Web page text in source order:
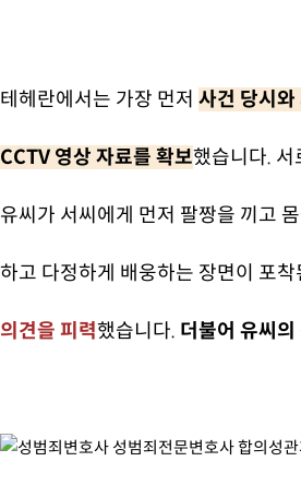
테헤란에서는 가장 먼저 사건 당시와
CCTV 영상 자료를 확보했습니다. 서
유씨가 서씨에게 먼저 팔짱을 끼고
하고 다정하게 배웅하는 장면이 포
의견을 피력했습니다. 더불어 유씨